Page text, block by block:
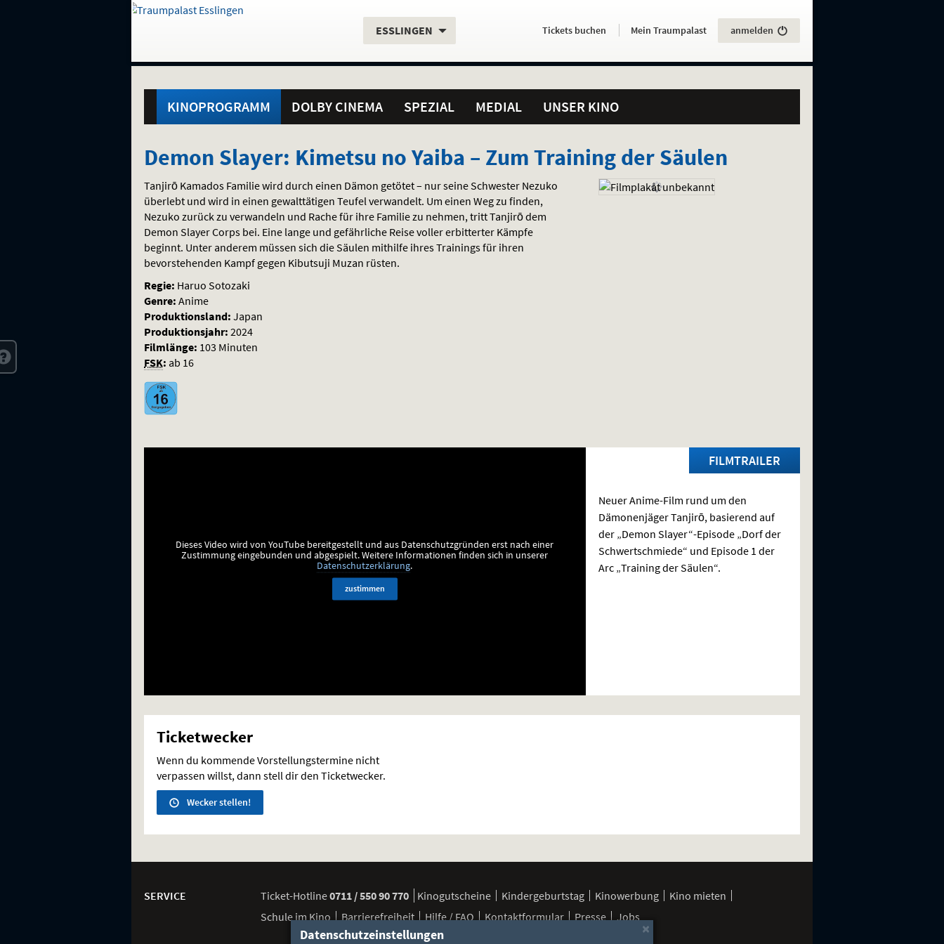
direkt
Inhalt
Menü
und
Gehe
Standortauswahl
Aktueller
ESSLINGEN Servicefunktionen
Aktuelles
HierTickets buchen . Mein Traumpalast anmelden
KINOPROGRAMM DOLBY CINEMA SPEZIAL MEDIAL UNSER KINO
Demon
Slayer:
Kimetsu
no
Yaiba
Zum
Training
der
Säulen
Demon Slayer: Kimetsu no Yaiba – Zum Training der Säulen
Tanjirō Kamados Familie wird durch einen Dämon getötet – nur seine Schwester Nezuko
überlebt und wird in einen gewalttätigen Teufel verwandelt. Um einen Weg zu finden,
Nezuko zurück zu verwandeln und Rache für ihre Familie zu nehmen, tritt Tanjirō dem
Demon Slayer Corps bei. Eine lange und gefährliche Reise voller erbitterter Kämpfe
beginnt. Unter anderem müssen sich die Säulen mithilfe ihres Trainings für ihren
bevorstehenden Kampf gegen Kibutsuji Muzan rüsten.
Regie: Haruo Sotozaki
Genre: Anime
Produktionsland: Japan
Produktionsjahr: 2024
Filmlänge: 103 Minuten
FSK: ab 16
FILMTRAILER
Dieses Video wird von YouTube bereitgestellt und aus Datenschutzgründen erst nach einer
Zustimmung eingebunden und abgespielt.Weitere Informationen finden sich in unserer
Datenschutzerklärung.
zustimmen
Neuer Anime-Film rund um den
Dämonenjäger Tanjirō, basierend auf
der „Demon Slayer“-Episode „Dorf der
Schwertschmiede“ und Episode 1 der
Arc „Training der Säulen“.
Ticketwecker
Wenn du kommende Vorstellungstermine nicht
verpassen willst, dann stell dir den Ticketwecker.
Wecker stellen!
SERVICE Ticket-Hotline0711 / 550 90 770 Kinogutscheine Kindergeburtstag Kinowerbung
Kino mieten
Schule im Kino
Barrierefreiheit Hilfe / FAQ Kontaktformular Presse Jobs
×
Datenschutzeinstellungen